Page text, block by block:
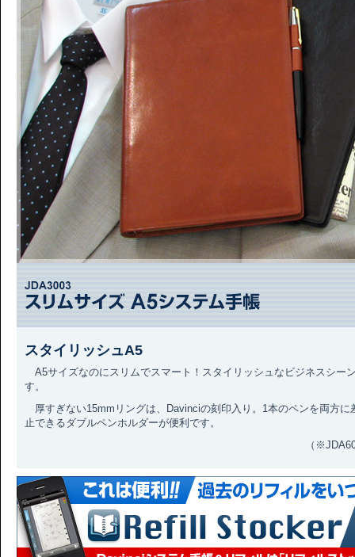
スタイリッシュA5
A5サイズなのにスリムでスマート！スタイリッシュなビジネスシー
す。
厚すぎない15mmリングは、Davinciの刻印入り。1本のペンを両方に
止できるダブルペンホルダーが便利です。
（